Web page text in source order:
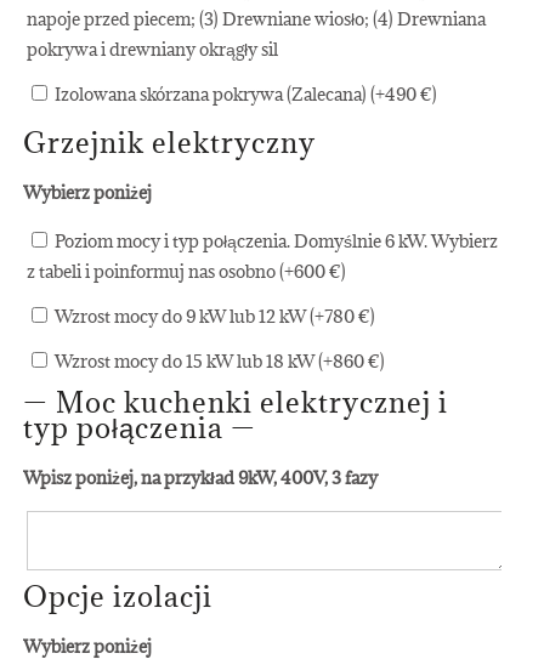
napoje przed piecem; (3) Drewniane wiosło; (4) Drewniana
pokrywa i drewniany okrągły sil
Izolowana skórzana pokrywa (Zalecana) (+490€)
Grzejnik elektryczny
Wybierz poniżej
Poziom mocy i typ połączenia. Domyślnie 6 kW. Wybierz
z tabeli i poinformuj nas osobno (+600€)
Wzrost mocy do 9 kW lub 12 kW (+780€)
Wzrost mocy do 15 kW lub 18 kW (+860€)
— Moc kuchenki elektrycznej i
typ połączenia —
Wpisz poniżej, na przykład 9kW, 400V, 3 fazy
Opcje izolacji
Wybierz poniżej